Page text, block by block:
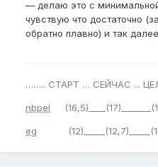
— делаю это с
чувствую что достаточно
обратно плавно) и так
…….. СТАРТ … СЕЙЧАС ...
nbpel
eg